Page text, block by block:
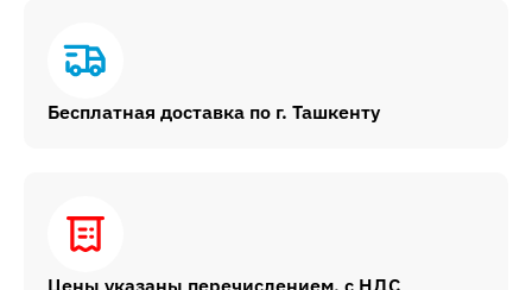
Бесплатная доставка по г. Ташкенту